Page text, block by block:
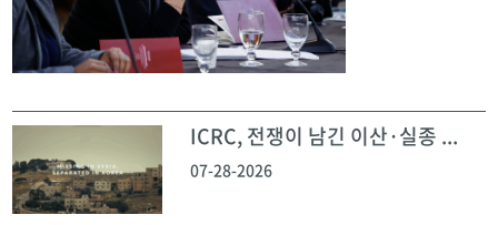
ICRC, 전쟁이 남긴 이산·실종 ...
07-28-2026